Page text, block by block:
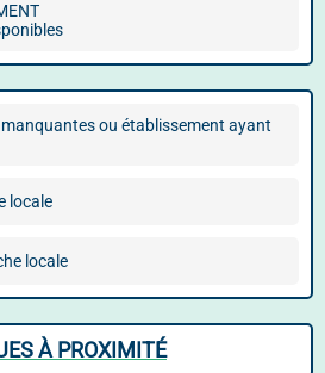
ou établissement ayant
locale
locale
À PROXIMITÉ